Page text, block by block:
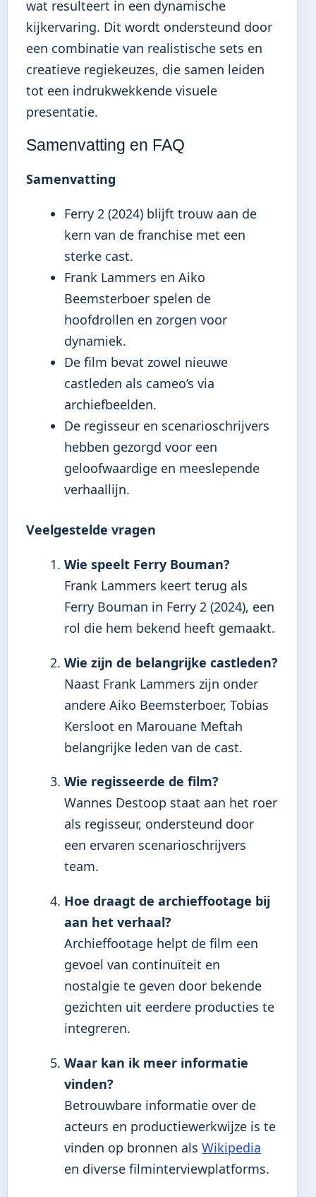
wat resulteert in een dynamische
kijkervaring. Dit wordt ondersteund door
een combinatie van realistische sets en
creatieve regiekeuzes, die samen leiden
tot een indrukwekkende visuele
presentatie.
Samenvatting en FAQ
Samenvatting
Ferry 2 (2024) blijft trouw aan de
kern van de franchise met een
sterke cast.
Frank Lammers en Aiko
Beemsterboer spelen de
hoofdrollen en zorgen voor
dynamiek.
De film bevat zowel nieuwe
castleden als cameo’s via
archiefbeelden.
De regisseur en scenarioschrijvers
hebben gezorgd voor een
geloofwaardige en meeslepende
verhaallijn.
Veelgestelde vragen
Wie speelt Ferry Bouman?
Frank Lammers keert terug als
Ferry Bouman in Ferry 2 (2024), een
rol die hem bekend heeft gemaakt.
Wie zijn de belangrijke castleden?
Naast Frank Lammers zijn onder
andere Aiko Beemsterboer, Tobias
Kersloot en Marouane Meftah
belangrijke leden van de cast.
Wie regisseerde de film?
Wannes Destoop staat aan het roer
als regisseur, ondersteund door
een ervaren scenarioschrijvers
team.
Hoe draagt de archieffootage bij
aan het verhaal?
Archieffootage helpt de film een
gevoel van continuïteit en
nostalgie te geven door bekende
gezichten uit eerdere producties te
integreren.
Waar kan ik meer informatie
vinden?
Betrouwbare informatie over de
acteurs en productiewerkwijze is te
vinden op bronnen als Wikipedia
en diverse filminterviewplatforms.